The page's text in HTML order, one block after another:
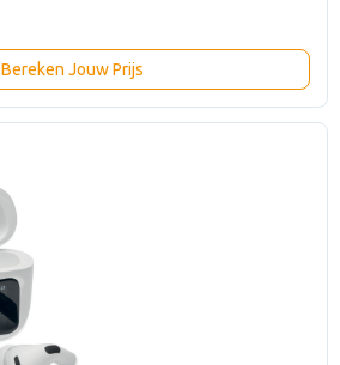
Bereken Jouw Prijs